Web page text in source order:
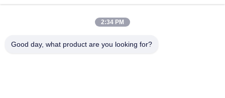
2:34 PM
Good day, what product are you looking for?